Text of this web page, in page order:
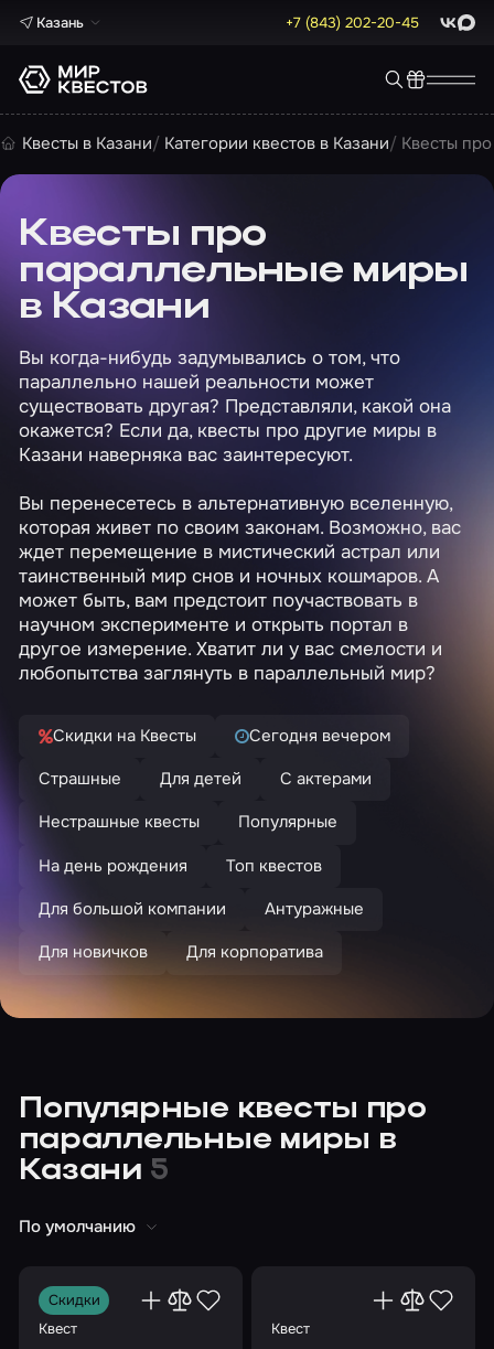
Казань +7 (843) 202-20-45 Max
Квесты в Казани Категории квестов в Казани Квесты
Квесты про
параллельные миры
в Казани
Вы когда-нибудь задумывались о том, что
параллельно нашей реальности может
существовать другая? Представляли, какой она
окажется? Если да, квесты про другие миры в
Казани наверняка вас заинтересуют.
Вы перенесетесь в альтернативную вселенную,
которая живет по своим законам. Возможно, вас
ждет перемещение в мистический астрал или
таинственный мир снов и ночных кошмаров. А
может быть, вам предстоит поучаствовать в
научном эксперименте и открыть портал в
другое измерение. Хватит ли у вас смелости и
любопытства заглянуть в параллельный мир?
Скидки на Квесты
Сегодня вечером
Страшные
Для детей
С актерами
Нестрашные квесты
Популярные
На день рождения
Топ квестов
Для большой компании
Антуражные
Для новичков
Для корпоратива
Популярные квесты про
параллельные миры в
Казани 5
По умолчанию
Скидки
Квест
Квест